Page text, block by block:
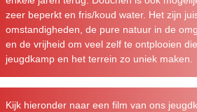
zeer beperkt en fris/koud water. Het zijn
omstandigheden, de pure natuur in de
en de vrijheid om veel zelf te ontplooien
jeugdkamp en het terrein zo uniek maken.
Kijk hieronder naar een film van ons